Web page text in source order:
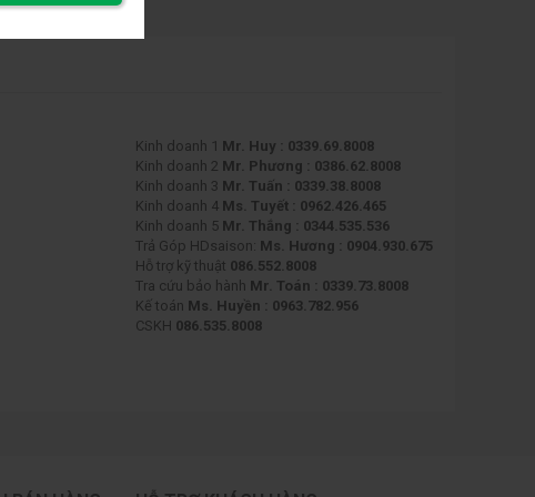
Kinh doanh 1 Mr. Huy : 0339.69.8008
Kinh doanh 2 Mr. Phương : 0386.62.8008
Kinh doanh 3 Mr. Tuấn : 0339.38.8008
Kinh doanh 4 Ms. Tuyết : 0962.426.465
Kinh doanh 5 Mr. Thắng : 0344.535.536
Trả Góp HDsaison: Ms. Hương : 0904.930.675
Hỗ trợ kỹ thuật 086.552.8008
Tra cứu bảo hành Mr. Toán : 0339.73.8008
Kế toán Ms. Huyền : 0963.782.956
CSKH 086.535.8008